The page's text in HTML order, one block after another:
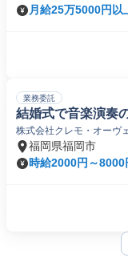
月給25万5000円以
業務委託
結婚式で音楽演奏
株式会社クレモ・オーヴ
福岡県福岡市
時給2000円～8000